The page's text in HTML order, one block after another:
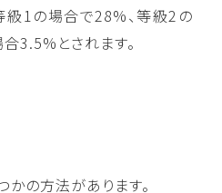
級1の場合で28%、等級2の
3.5%とされます。
の方法があります。